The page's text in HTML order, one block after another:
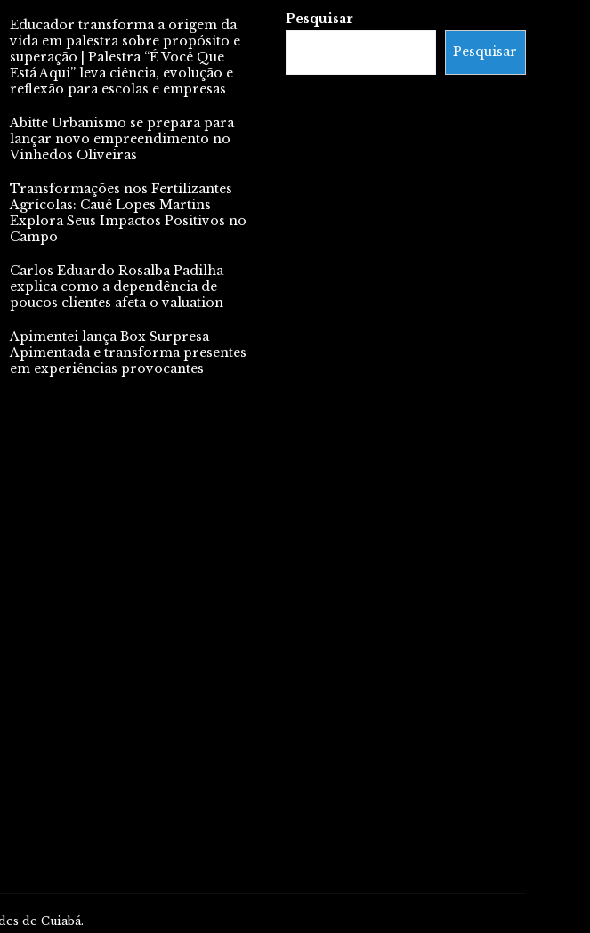
Educador transforma a origem da
vida em palestra sobre propósito e
superação | Palestra “É Você Que
Está Aqui” leva ciência, evolução e
reflexão para escolas e empresas
Abitte Urbanismo se prepara para
lançar novo empreendimento no
Vinhedos Oliveiras
Transformações nos Fertilizantes
Agrícolas: Cauê Lopes Martins
Explora Seus Impactos Positivos no
Campo
Carlos Eduardo Rosalba Padilha
explica como a dependência de
poucos clientes afeta o valuation
Apimentei lança Box Surpresa
Apimentada e transforma presentes
em experiências provocantes
Pesquisar
Pesquisar
de Cuiabá.